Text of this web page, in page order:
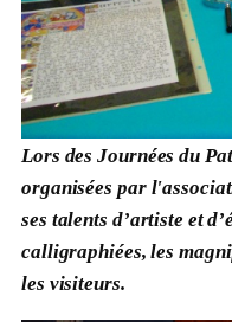
Lors des Journées du
organisées par
ses talents d’artiste et
calligraphiées, les
les visiteurs.